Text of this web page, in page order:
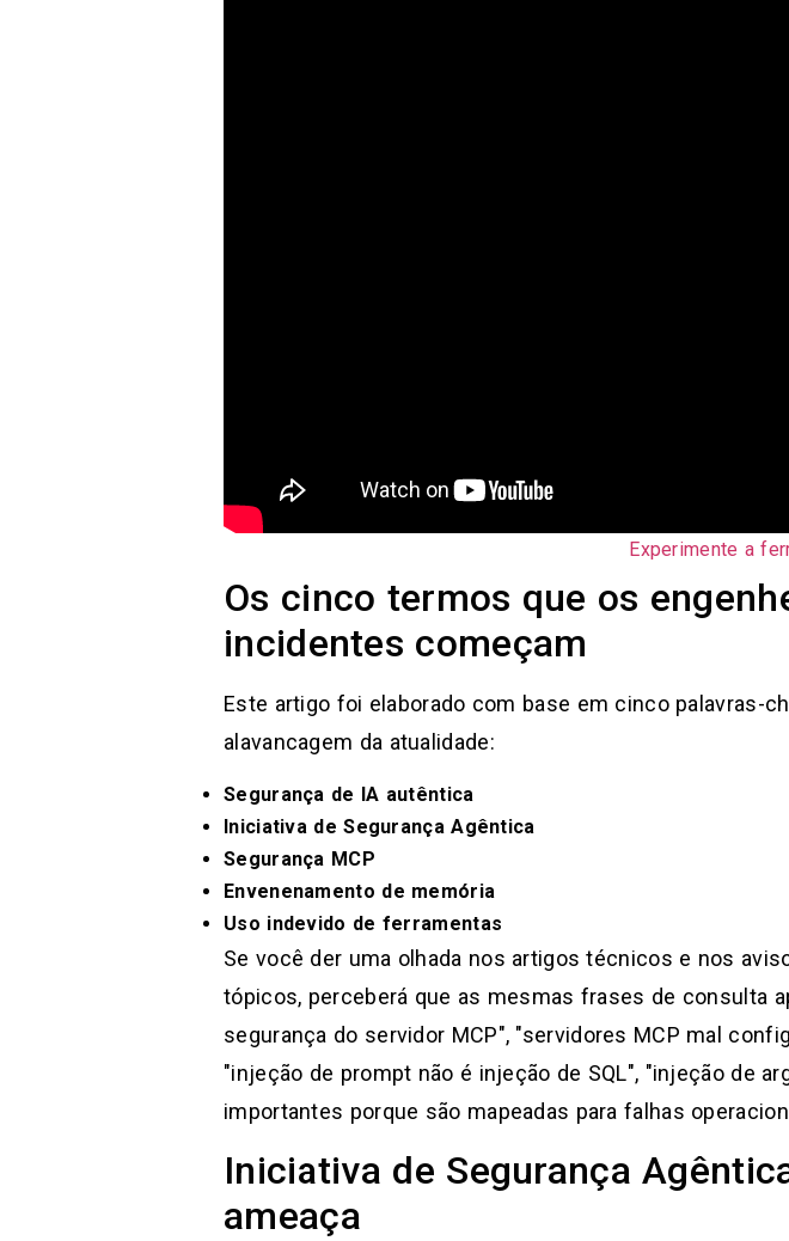
Experimente a
Os cinco termos que os
incidentes começam
Este artigo foi elaborado com base em cinco palavras-
alavancagem da atualidade:
Segurança de IA autêntica
Iniciativa de Segurança Agêntica
Segurança MCP
Envenenamento de memória
Uso indevido de ferramentas
Se você der uma olhada nos artigos técnicos e nos
tópicos, perceberá que as mesmas frases de consulta
segurança do servidor MCP", "servidores MCP mal
"injeção de prompt não é injeção de SQL", "injeção de
importantes porque são mapeadas para falhas
Iniciativa de Segurança
ameaça